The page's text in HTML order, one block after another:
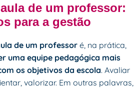
de um professor:
para a gestão
de um professor é, na prática,
uma equipe pedagógica mais
os objetivos da escola. Avaliar
valorizar. Em outras palavras,